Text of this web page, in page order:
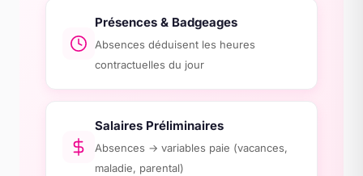
Présences & Badgeages
Absences déduisent les heures
contractuelles du jour
Salaires Préliminaires
Absences → variables paie (vacances,
maladie, parental)